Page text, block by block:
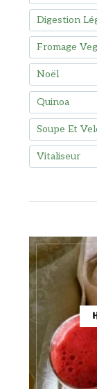
Digestion
Fromage
Noël
Quinoa
Soupe Et
Vitaliseur